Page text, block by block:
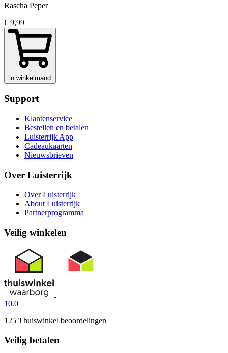
Rascha Peper
€ 9,99
in winkelmand
Support
Klantenservice
Bestellen en betalen
Luisterrijk App
Cadeaukaarten
Nieuwsbrieven
Over Luisterrijk
Over Luisterrijk
About Luisterrijk
Partnerprogramma
Veilig winkelen
10.0
125 Thuiswinkel beoordelingen
Veilig betalen